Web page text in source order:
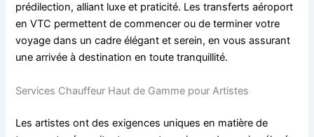
prédilection, alliant luxe et praticité. Les transferts aéroport
en VTC permettent de commencer ou de terminer votre
voyage dans un cadre élégant et serein, en vous assurant
une arrivée à destination en toute tranquillité.
Services Chauffeur Haut de Gamme pour Artistes
Les artistes ont des exigences uniques en matière de